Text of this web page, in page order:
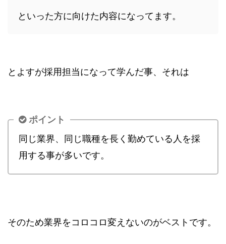
といった方に向けた内容になってます。
とよすが採用担当になって学んだ事、それは
ポイント
同じ業界、同じ職種を長く勤めている人を採
用する事が多いです。
そのため業界をコロコロ変えないのがベストです。